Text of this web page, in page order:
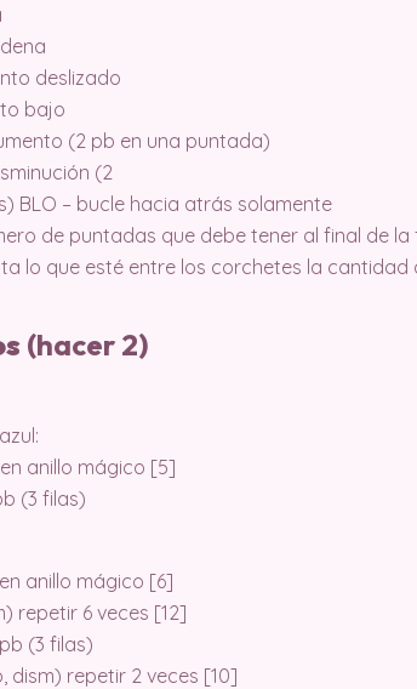
deslizado
bajo
(2 pb en una puntada)
(2
BLO – bucle hacia atrás solamente
de puntadas que debe tener al final de la
lo que esté entre los corchetes la cantidad
(hacer 2)
en anillo mágico [5]
(3 filas)
en anillo mágico [6]
repetir 6 veces [12]
(3 filas)
dism) repetir 2 veces [10]